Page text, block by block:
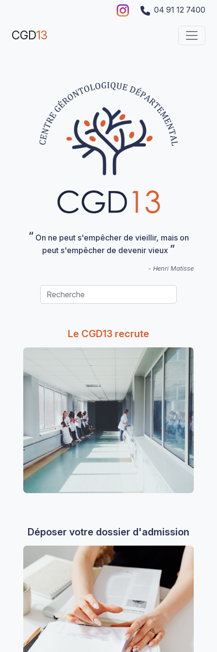
04 91 12 7400
CGD13
“ On ne peut s'empêcher de vieillir, mais on
peut s'empêcher de devenir vieux ”
- Henri Matisse
Le CGD13 recrute
Déposer votre dossier d'admission